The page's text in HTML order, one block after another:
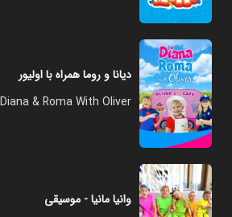
دیانا و روما همراه با اولیور
Diana & Roma With Oliver
وانیا مانیا - موسیقی